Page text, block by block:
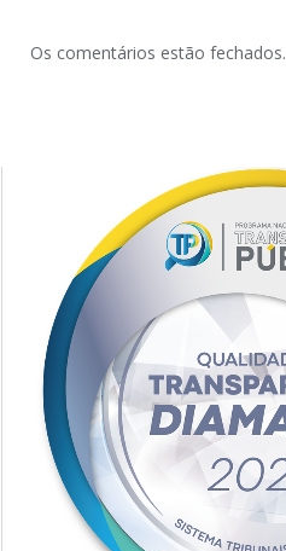
Os comentários estão fechados.